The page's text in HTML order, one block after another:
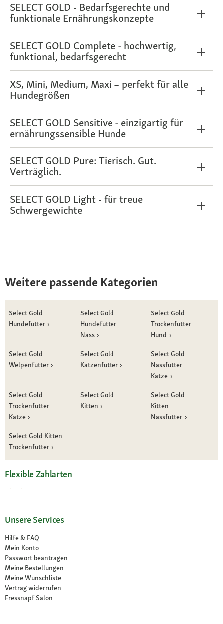
SELECT GOLD - Bedarfsgerechte und
funktionale Ernährungskonzepte
SELECT GOLD Complete - hochwertig,
funktional, bedarfsgerecht
XS, Mini, Medium, Maxi – perfekt für alle
Hundegrößen
SELECT GOLD Sensitive - einzigartig für
ernährungssensible Hunde
SELECT GOLD Pure: Tierisch. Gut.
Verträglich.
SELECT GOLD Light - für treue
Schwergewichte
Weitere passende Kategorien
Select Gold
Hundefutter
Select Gold
Hundefutter
Nass
Select Gold
Trockenfutter
Hund
Select Gold
Welpenfutter
Select Gold
Katzenfutter
Select Gold
Nassfutter
Katze
Select Gold
Trockenfutter
Katze
Select Gold
Kitten
Select Gold
Kitten
Nassfutter
Select Gold Kitten
Trockenfutter
Flexible Zahlarten
Unsere Services
Hilfe & FAQ
Mein Konto
Passwort beantragen
Meine Bestellungen
Meine Wunschliste
Vertrag widerrufen
Fressnapf Salon